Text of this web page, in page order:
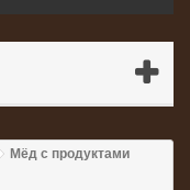
Мёд с продуктами